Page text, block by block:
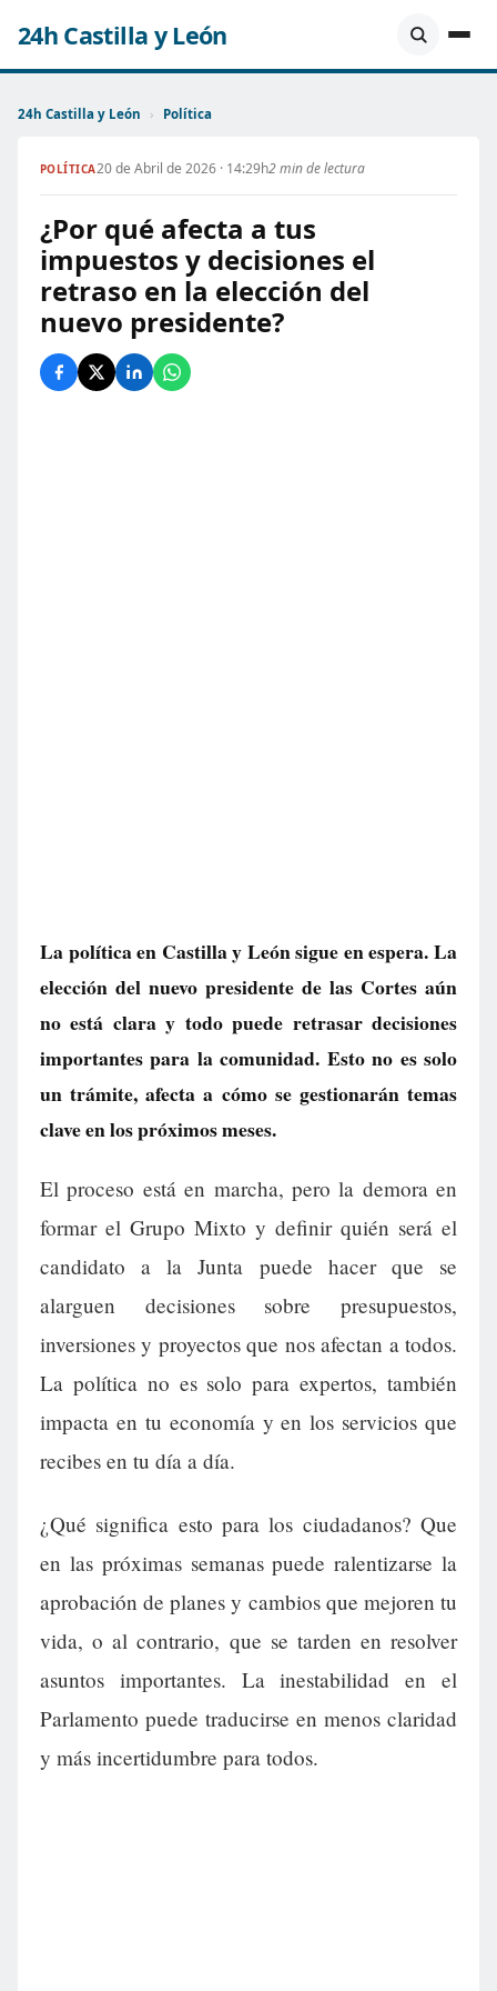
24h Castilla y León
24h Castilla y León › Política
POLÍTICA20 de Abril de 2026 · 14:29h2 min de lectura
¿Por qué afecta a tus
impuestos y decisiones el
retraso en la elección del
nuevo presidente?
La política en Castilla y León sigue en espera. La
elección del nuevo presidente de las Cortes aún
no está clara y todo puede retrasar decisiones
importantes para la comunidad. Esto no es solo
un trámite, afecta a cómo se gestionarán temas
clave en los próximos meses.
El proceso está en marcha, pero la demora en
formar el Grupo Mixto y definir quién será el
candidato a la Junta puede hacer que se
alarguen decisiones sobre presupuestos,
inversiones y proyectos que nos afectan a todos.
La política no es solo para expertos, también
impacta en tu economía y en los servicios que
recibes en tu día a día.
¿Qué significa esto para los ciudadanos? Que
en las próximas semanas puede ralentizarse la
aprobación de planes y cambios que mejoren tu
vida, o al contrario, que se tarden en resolver
asuntos importantes. La inestabilidad en el
Parlamento puede traducirse en menos claridad
y más incertidumbre para todos.